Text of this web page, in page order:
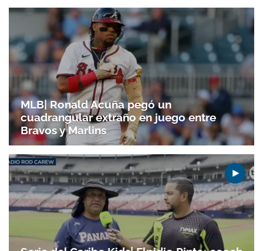
MLB| Ronald Acuña pegó un
cuadrangular extraño en juego entre
Bravos y Marlins